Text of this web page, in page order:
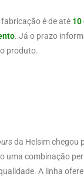
é de até 10
. Já o prazo
produto.
da Helsim chegou
uma combinação
A linha